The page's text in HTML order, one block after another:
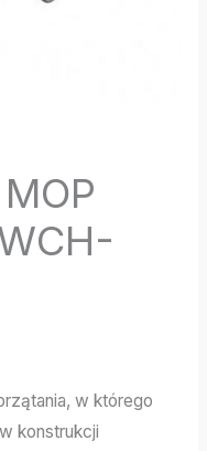
w którego
konstrukcji